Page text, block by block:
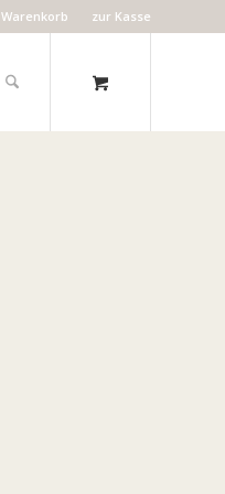
Warenkorb zur Kasse